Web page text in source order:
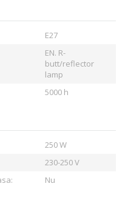
E27
EN. R-
butt/reflector
lamp
5000 h
250 W
230-250 V
Nu